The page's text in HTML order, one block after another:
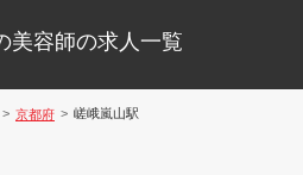
美容師の求人一覧
京都府 嵯峨嵐山駅